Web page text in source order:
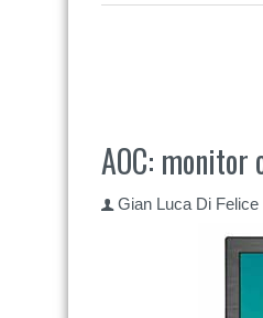
AOC:
Gian Luca Di Felice